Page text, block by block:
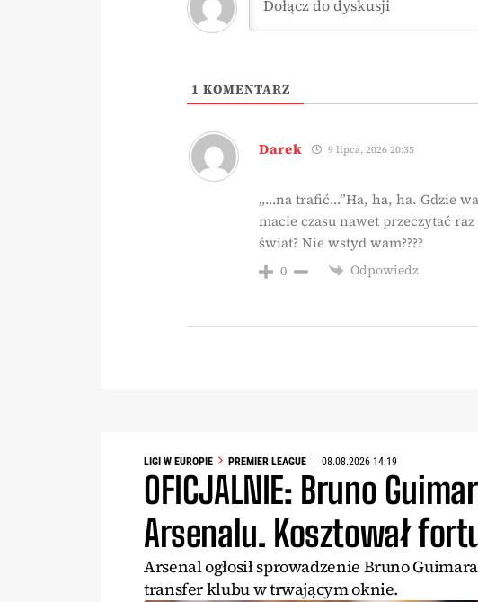
1 KOMENTARZ
Darek 9 lipca, 2026 20:35
„…na trafić…”Ha, ha, ha. Gdzie
macie czasu nawet przeczytać
świat? Nie wstyd wam????
0 Odpowiedz
LIGI W EUROPIE PREMIER LEAGUE 08.08.2026 14:19
OFICJALNIE: Bruno
Arsenalu. Kosztował
Arsenal ogłosił sprowadzenie Bruno
transfer klubu w trwającym oknie.